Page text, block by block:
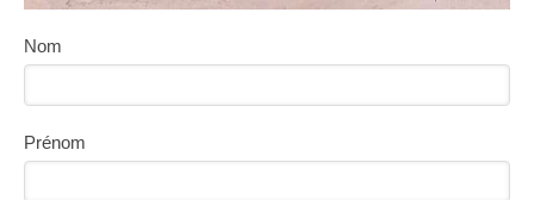
Nom
Prénom